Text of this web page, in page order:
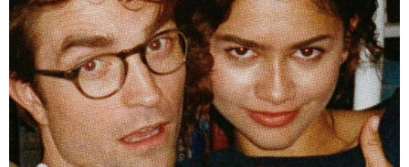
Đảng
Tổ chức nhân sự
Quốc hội
Nhận diện sự thật
Tin 24h
Giáo dục
Dự báo thời tiết
Dấu ấn VOV
Việc làm
Biển đảo